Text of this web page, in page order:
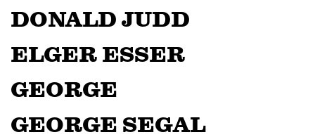
DONALD JUDD
ELGER ESSER
GEORGE
GEORGE SEGAL